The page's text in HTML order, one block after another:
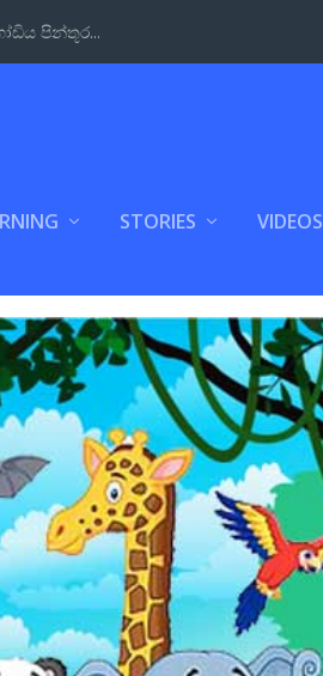
පින්තූර...
STORIES VIDEOS